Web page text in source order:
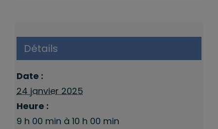
Détails
Date :
24 janvier 2025
Heure :
9 h 00 min à 10 h 00 min